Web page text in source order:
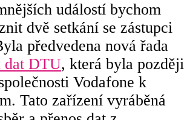
událostí bychom
dvě setkání se zástupci
předvedena nová řada
dat DTU, která byla později
Vodafone k
Tato zařízení vyráběná